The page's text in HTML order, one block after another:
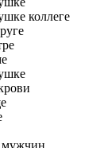
коллеге
мужчин